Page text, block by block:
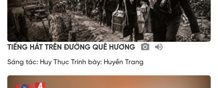
TIẾNG HÁT TRÊN ĐƯỜNG QUÊ HƯƠNG
Sáng tác: Huy Thục Trình bày: Huyền Trang